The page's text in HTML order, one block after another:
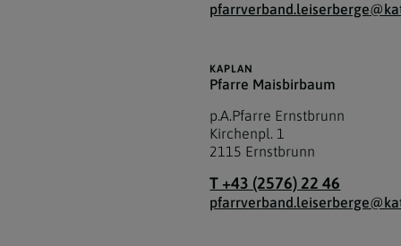
KAPLAN
Pfarre Maisbirbaum
p.A.Pfarre Ernstbrunn
Kirchenpl. 1
2115 Ernstbrunn
T +43 (2576) 22 46